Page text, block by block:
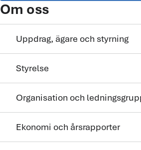
Om oss
Uppdrag, ägare och styrning
Styrelse
Organisation och
Ekonomi och årsrapporter